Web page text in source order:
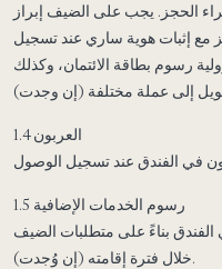
الحجز. يجب على الضيف إبراز
مع إثبات هوية ساري عند تسجيل
رسوم بطاقة الائتمان، وكذلك
1.4 العربون
1.5 رسوم الخدمات الإضافية
بناءً على متطلبات الضيف
خلال فترة إقامته (إن وُجدت).